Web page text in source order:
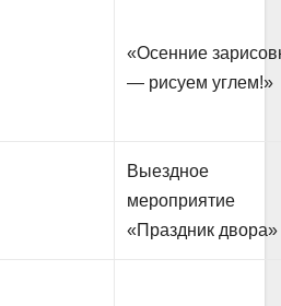
«Осенние
— рисуем углем!»
Выездное
мероприятие
«Праздник двора»